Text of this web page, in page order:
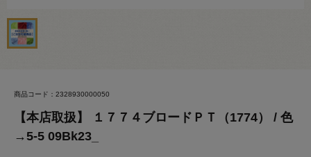
商品コード：2328930000050
【本店取扱】 １７７４ブロードＰＴ（1774） / 色
→5-5 09Bk23_